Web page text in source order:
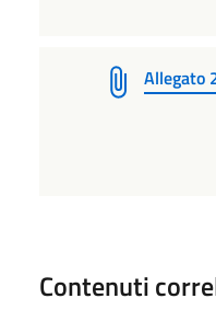
Allegato
Contenuti